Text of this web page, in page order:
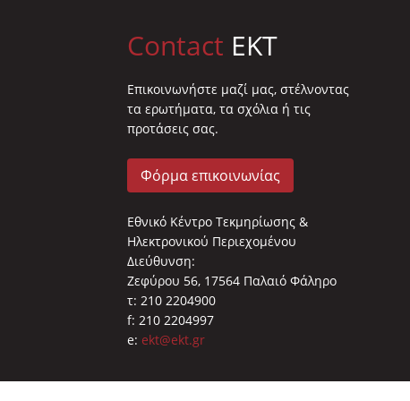
Contact EKT
Επικοινωνήστε μαζί μας, στέλνοντας
τα ερωτήματα, τα σχόλια ή τις
προτάσεις σας.
Φόρμα επικοινωνίας
Εθνικό Κέντρο Τεκμηρίωσης &
Ηλεκτρονικού Περιεχομένου
Διεύθυνση:
Ζεφύρου 56, 17564 Παλαιό Φάληρο
τ: 210 2204900
f: 210 2204997
e: ekt@ekt.gr